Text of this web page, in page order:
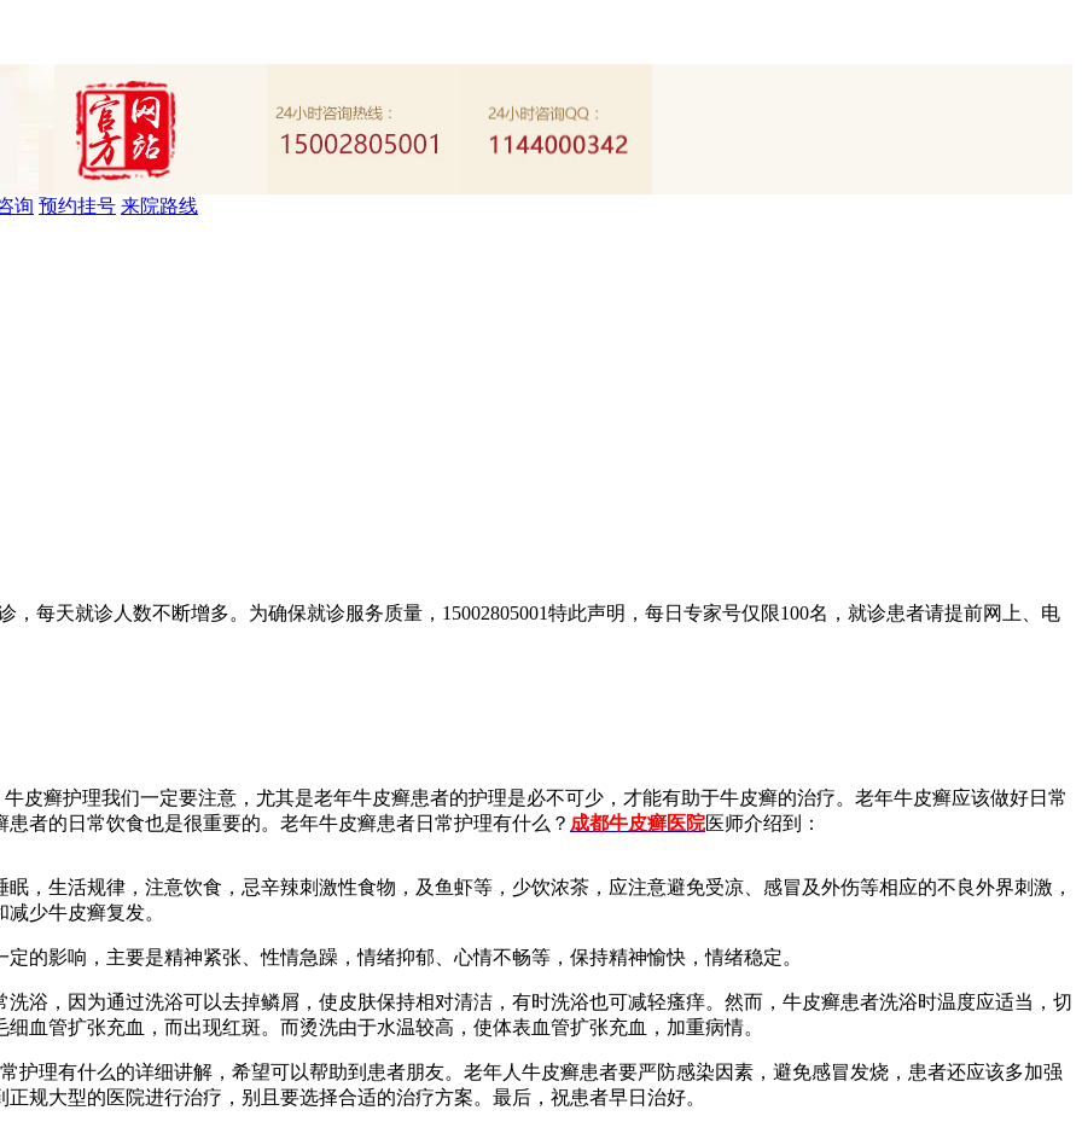
询 预约挂号 来院路线
，每天就诊人数不断增多。为确保就诊服务质量，15002805001特此声明，每日专家号仅限100名，就诊患者请提前网上、电
皮癣护理我们一定要注意，尤其是老年牛皮癣患者的护理是必不可少，才能有助于牛皮癣的治疗。老年牛皮癣应该做好日常
者的日常饮食也是很重要的。老年牛皮癣患者日常护理有什么？ 成都牛皮癣医院医师介绍到：
，生活规律，注意饮食，忌辛辣刺激性食物，及鱼虾等，少饮浓茶，应注意避免受凉、感冒及外伤等相应的不良外界刺激，
少牛皮癣复发。
的影响，主要是精神紧张、性情急躁，情绪抑郁、心情不畅等，保持精神愉快，情绪稳定。
浴，因为通过洗浴可以去掉鳞屑，使皮肤保持相对清洁，有时洗浴也可减轻瘙痒。然而，牛皮癣患者洗浴时温度应适当，切
血管扩张充血，而出现红斑。而烫洗由于水温较高，使体表血管扩张充血，加重病情。
护理有什么的详细讲解，希望可以帮助到患者朋友。老年人牛皮癣患者要严防感染因素，避免感冒发烧，患者还应该多加强
规大型的医院进行治疗，别且要选择合适的治疗方案。最后，祝患者早日治好。